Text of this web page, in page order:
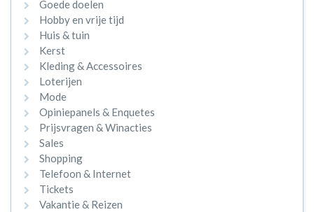
Goede doelen
Hobby en vrije tijd
Huis & tuin
Kerst
Kleding & Accessoires
Loterijen
Mode
Opiniepanels & Enquetes
Prijsvragen & Winacties
Sales
Shopping
Telefoon & Internet
Tickets
Vakantie & Reizen